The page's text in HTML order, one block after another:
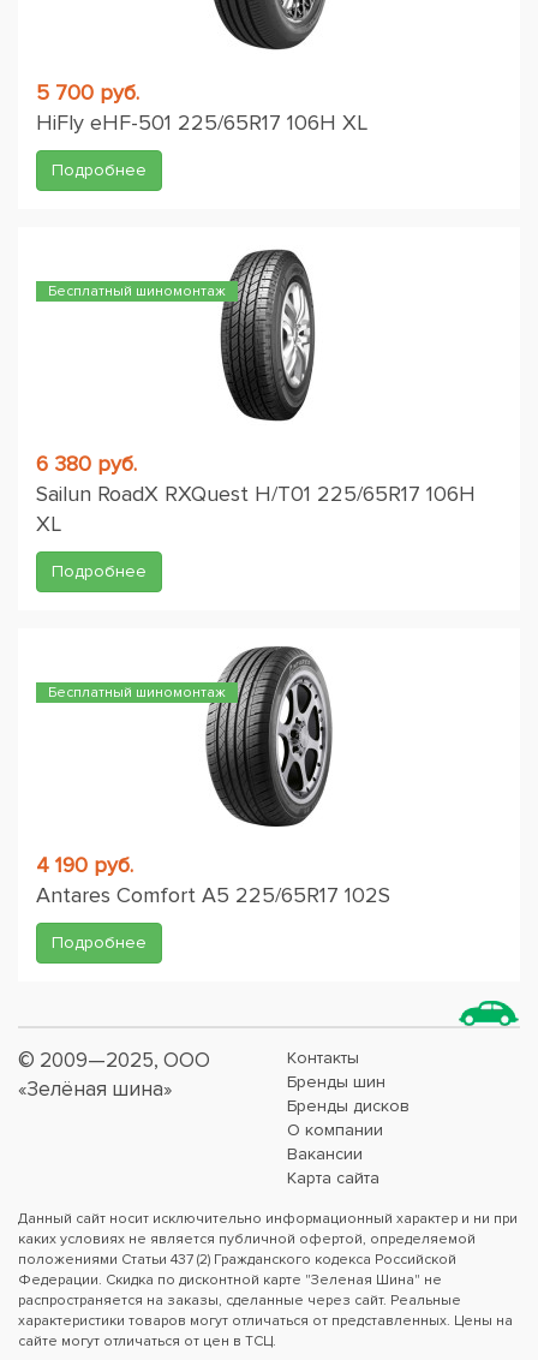
5 700 руб.
HiFly eHF-501 225/65R17 106H XL
Подробнее
Бесплатный шиномонтаж
6 380 руб.
Sailun RoadX RXQuest H/T01 225/65R17 106H
XL
Подробнее
Бесплатный шиномонтаж
4 190 руб.
Antares Comfort A5 225/65R17 102S
Подробнее
© 2009—2025, ООО
«Зелёная шина»
Контакты
Бренды шин
Бренды дисков
О компании
Вакансии
Карта сайта
Данный сайт носит исключительно информационный характер и ни при
каких условиях не является публичной офертой, определяемой
положениями Статьи 437 (2) Гражданского кодекса Российской
Федерации. Скидка по дисконтной карте "Зеленая Шина" не
распространяется на заказы, сделанные через сайт. Реальные
характеристики товаров могут отличаться от представленных. Цены на
сайте могут отличаться от цен в ТСЦ.